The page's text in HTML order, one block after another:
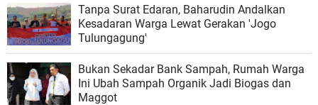
Tanpa Surat Edaran, Baharudin Andalkan
Kesadaran Warga Lewat Gerakan 'Jogo
Tulungagung'
Bukan Sekadar Bank Sampah, Rumah Warga
Ini Ubah Sampah Organik Jadi Biogas dan
Maggot